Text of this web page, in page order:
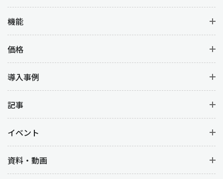
機能
価格
導入事例
記事
イベント
資料・動画